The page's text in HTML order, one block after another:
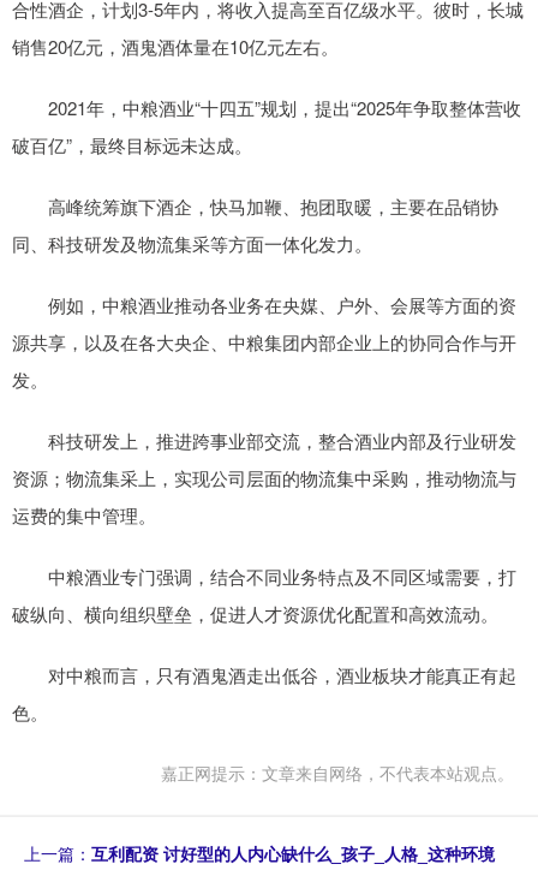
合性酒企，计划3-5年内，将收入提高至百亿级水平。彼时，长城
销售20亿元，酒鬼酒体量在10亿元左右。
2021年，中粮酒业“十四五”规划，提出“2025年争取整体营收
破百亿”，最终目标远未达成。
高峰统筹旗下酒企，快马加鞭、抱团取暖，主要在品销协
同、科技研发及物流集采等方面一体化发力。
例如，中粮酒业推动各业务在央媒、户外、会展等方面的资
源共享，以及在各大央企、中粮集团内部企业上的协同合作与开
发。
科技研发上，推进跨事业部交流，整合酒业内部及行业研发
资源；物流集采上，实现公司层面的物流集中采购，推动物流与
运费的集中管理。
中粮酒业专门强调，结合不同业务特点及不同区域需要，打
破纵向、横向组织壁垒，促进人才资源优化配置和高效流动。
对中粮而言，只有酒鬼酒走出低谷，酒业板块才能真正有起
色。
嘉正网提示：文章来自网络，不代表本站观点。
上一篇： 互利配资 讨好型的人内心缺什么_孩子_人格_这种环境